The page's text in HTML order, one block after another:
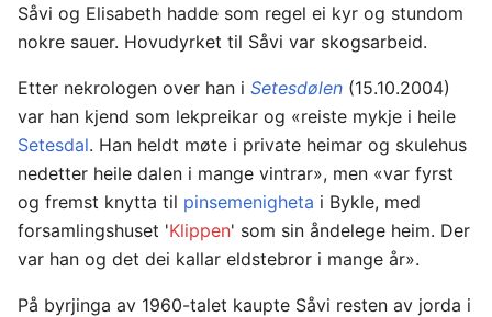
Såvi og Elisabeth hadde som regel ei kyr og stundom
nokre sauer. Hovudyrket til Såvi var skogsarbeid.
Etter nekrologen over han i Setesdølen (15.10.2004)
var han kjend som lekpreikar og «reiste mykje i heile
Setesdal. Han heldt møte i private heimar og skulehus
nedetter heile dalen i mange vintrar», men «var fyrst
og fremst knytta til pinsemenigheta i Bykle, med
forsamlingshuset 'Klippen' som sin åndelege heim. Der
var han og det dei kallar eldstebror i mange år».
På byrjinga av 1960-talet kaupte Såvi resten av jorda i